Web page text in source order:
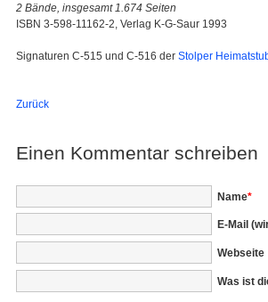
2 Bände, insgesamt 1.674 Seiten
ISBN 3-598-11162-2, Verlag K-G-Saur 1993
Signaturen C-515 und C-516 der Stolper
Zurück
Einen Kommentar schreiben
Name*
Pflichtfeld
E-Mail
Webseite
Was ist